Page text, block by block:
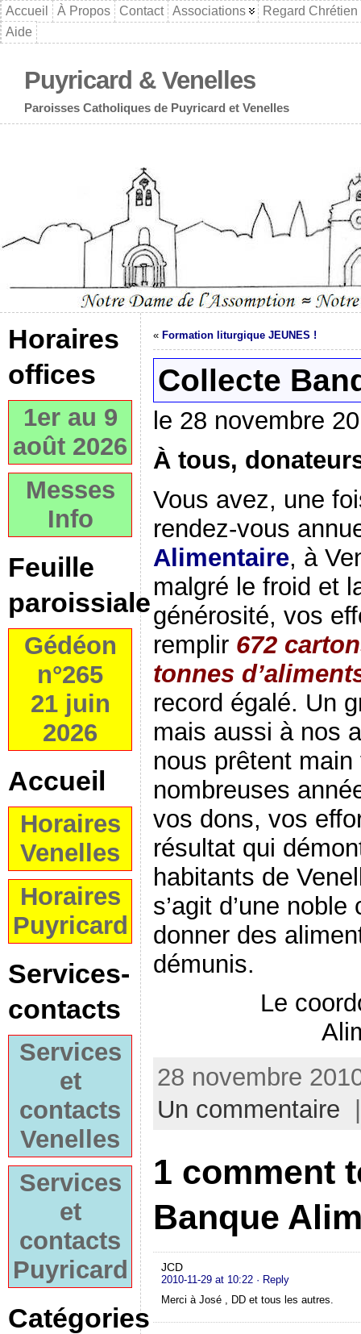
Accueil À Propos Contact Associations
Regard Chrétien
Aide
Puyricard & Venelles
Paroisses Catholiques de Puyricard et Venelles
Horaires
offices
1er au 9
août 2026
Messes
Info
Feuille
paroissiale
Gédéon
n°265
21 juin
2026
Accueil
Horaires
Venelles
Horaires
Puyricard
Services-
contacts
Services
et
contacts
Venelles
Services
et
contacts
Puyricard
Catégories
« Formation liturgique JEUNES !
Collecte
le 28 novembre
À tous,
Vous avez, une
rendez-vous
Alimentaire, à
malgré le froid et
générosité, vos
remplir 672
tonnes
record égalé. Un
mais aussi à nos
nous prêtent
nombreuses
vos dons, vos
résultat qui
habitants de
s’agit d’une
donner des
démunis.
Le
28 novembre
Un commentaire
1 comment
Banque
JCD
2010-11-29 at 10:22 · Reply
Merci à José , DD et tous les autres.